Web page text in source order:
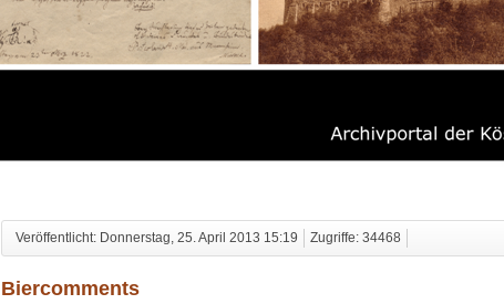
Veröffentlicht: Donnerstag, 25. April 2013 15:19 Zugriffe: 34468
Biercomments